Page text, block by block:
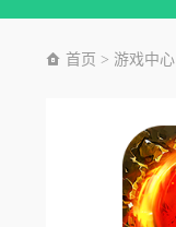
首页 > 游戏中心